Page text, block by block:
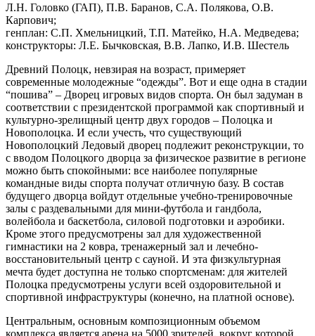
Л.Н. Головко (ГАП), П.В. Баранов, С.А. Полякова, О.В.
Карпович;
генплан: С.П. Хмельницкий, Т.П. Матейко, Н.А. Медведева;
конструкторы: Л.Е. Бычковская, В.В. Лапко, И.В. Шестель
Древний Полоцк, невзирая на возраст, примеряет
современные молодежные “одежды”. Вот и еще одна в стадии
“пошива” – Дворец игровых видов спорта. Он был задуман в
соответствии с президентской программой как спортивный и
культурно-зрелищный центр двух городов – Полоцка и
Новополоцка. И если учесть, что существующий
Новополоцкий Ледовый дворец подлежит реконструкции, то
с вводом Полоцкого дворца за физическое развитие в регионе
можно быть спокойными: все наиболее популярные
командные виды спорта получат отличную базу. В состав
будущего дворца войдут отдельные учебно-тренировочные
залы c раздевальными для мини-футбола и гандбола,
волейбола и баскетбола, силовой подготовки и аэробики.
Кроме этого предусмотрены зал для художественной
гимнастики на 2 ковра, тренажерный зал и лечебно-
восстановительный центр с сауной. И эта физкультурная
мечта будет доступна не только спортсменам: для жителей
Полоцка предусмотрены услуги всей оздоровительной и
спортивной инфраструктуры (конечно, на платной основе).
Центральным, основным композиционным объемом
комплекса является арена на 5000 зрителей, вокруг которой